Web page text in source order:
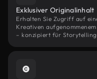
Exklusiver Originalinhalt
Erhalten Sie Zugriff auf
Kreativen
– konzipiert für